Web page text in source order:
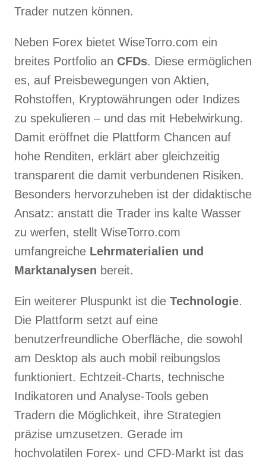
Trader nutzen können.
Neben Forex bietet WiseTorro.com ein
breites Portfolio an CFDs. Diese ermöglichen
es, auf Preisbewegungen von Aktien,
Rohstoffen, Kryptowährungen oder Indizes
zu spekulieren – und das mit Hebelwirkung.
Damit eröffnet die Plattform Chancen auf
hohe Renditen, erklärt aber gleichzeitig
transparent die damit verbundenen Risiken.
Besonders hervorzuheben ist der didaktische
Ansatz: anstatt die Trader ins kalte Wasser
zu werfen, stellt WiseTorro.com
umfangreiche Lehrmaterialien und
Marktanalysen bereit.
Ein weiterer Pluspunkt ist die Technologie.
Die Plattform setzt auf eine
benutzerfreundliche Oberfläche, die sowohl
am Desktop als auch mobil reibungslos
funktioniert. Echtzeit-Charts, technische
Indikatoren und Analyse-Tools geben
Tradern die Möglichkeit, ihre Strategien
präzise umzusetzen. Gerade im
hochvolatilen Forex- und CFD-Markt ist das